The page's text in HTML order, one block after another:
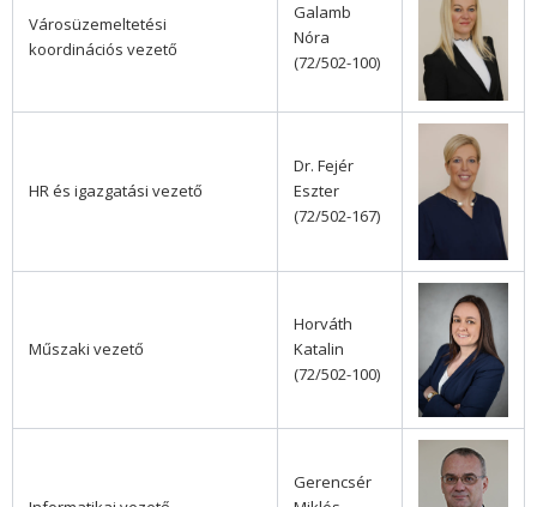
Városüzemeltetési
koordinációs vezető
Galamb
Nóra
(72/502-100)
HR és igazgatási vezető
Dr. Fejér
Eszter
(72/502-167)
Műszaki vezető
Horváth
Katalin
(72/502-100)
Gerencsér